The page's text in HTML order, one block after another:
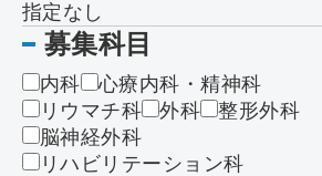
指定なし
募集科目
内科
心療内科・精神科
リウマチ科
外科
整形外科
脳神経外科
リハビリテーション科